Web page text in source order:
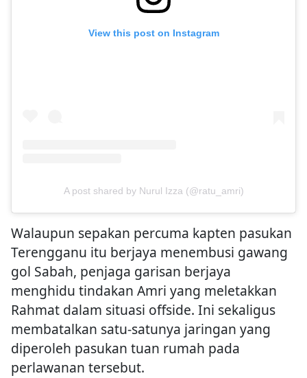
View this post on Instagram
A post shared by Nurul Izza (@ratu_amri)
Walaupun sepakan percuma kapten pasukan
Terengganu itu berjaya menembusi gawang
gol Sabah, penjaga garisan berjaya
menghidu tindakan Amri yang meletakkan
Rahmat dalam situasi offside. Ini sekaligus
membatalkan satu-satunya jaringan yang
diperoleh pasukan tuan rumah pada
perlawanan tersebut.